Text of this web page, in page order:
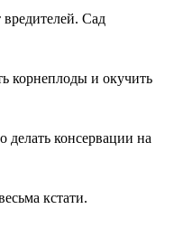
Сад
корнеплоды и окучить
консервации на
кстати.